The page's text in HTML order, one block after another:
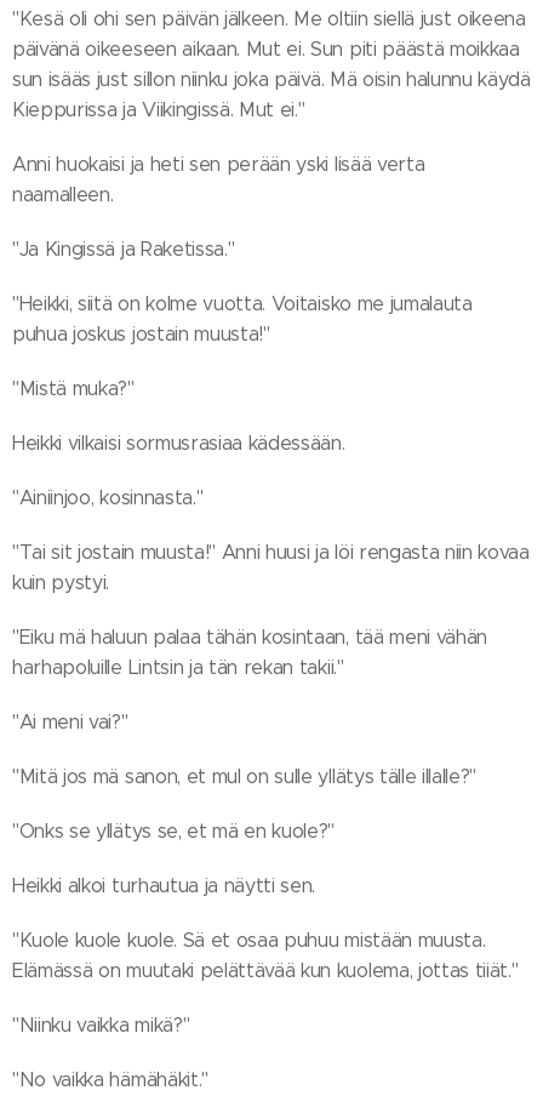
"Kesä oli ohi sen päivän jälkeen. Me oltiin siellä just oikeena
päivänä oikeeseen aikaan. Mut ei. Sun piti päästä moikkaa
sun isääs just sillon niinku joka päivä. Mä oisin halunnu käydä
Kieppurissa ja Viikingissä. Mut ei."
Anni huokaisi ja heti sen perään yski lisää verta
naamalleen.
"Ja Kingissä ja Raketissa."
"Heikki, siitä on kolme vuotta. Voitaisko me jumalauta
puhua joskus jostain muusta!"
"Mistä muka?"
Heikki vilkaisi sormusrasiaa kädessään.
"Ainiinjoo, kosinnasta."
"Tai sit jostain muusta!" Anni huusi ja löi rengasta niin kovaa
kuin pystyi.
"Eiku mä haluun palaa tähän kosintaan, tää meni vähän
harhapoluille Lintsin ja tän rekan takii."
"Ai meni vai?"
"Mitä jos mä sanon, et mul on sulle yllätys tälle illalle?"
"Onks se yllätys se, et mä en kuole?"
Heikki alkoi turhautua ja näytti sen.
"Kuole kuole kuole. Sä et osaa puhuu mistään muusta.
Elämässä on muutaki pelättävää kun kuolema, jottas tiiät."
"Niinku vaikka mikä?"
"No vaikka hämähäkit."